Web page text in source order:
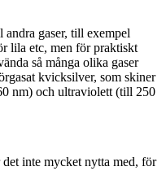
gaser, till exempel
lila etc, men för praktiskt
så många olika gaser
kvicksilver, som skiner
nm) och ultraviolett (till 250
inte mycket nytta med, för